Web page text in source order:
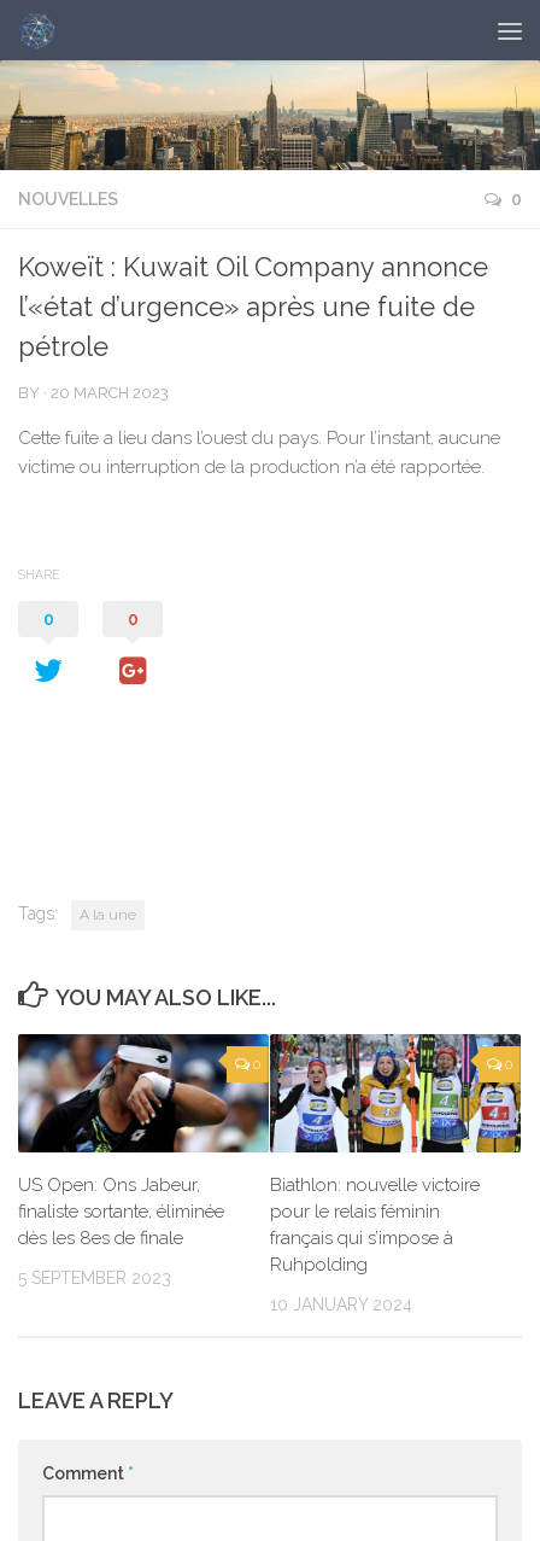
NOUVELLES 0
Koweït : Kuwait Oil Company annonce
l’«état d’urgence» après une fuite de
pétrole
BY · 20 MARCH 2023
Cette fuite a lieu dans l’ouest du pays. Pour l’instant, aucune
victime ou interruption de la production n’a été rapportée.
SHARE
0 0
Tags: A la une
YOU MAY ALSO LIKE...
0
US Open: Ons Jabeur,
finaliste sortante, éliminée
dès les 8es de finale
5 SEPTEMBER 2023
0
Biathlon: nouvelle victoire
pour le relais féminin
français qui s’impose à
Ruhpolding
10 JANUARY 2024
LEAVE A REPLY
Comment *